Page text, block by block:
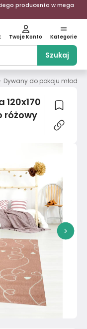
producenta w mega
Szukaj
Twoje Konto Kategorie
Dywany do pokoju
120x170
różowy
>